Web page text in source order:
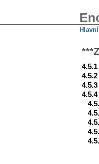
4.5.1 |
4.5.2 |
4.5.3 |
4.5.4 |